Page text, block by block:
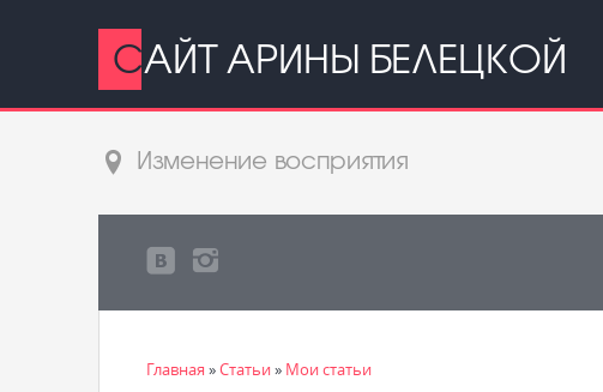
САЙТ АРИНЫ БЕЛЕЦКОЙ
Изменение восприятия
Главная »Статьи» Мои статьи